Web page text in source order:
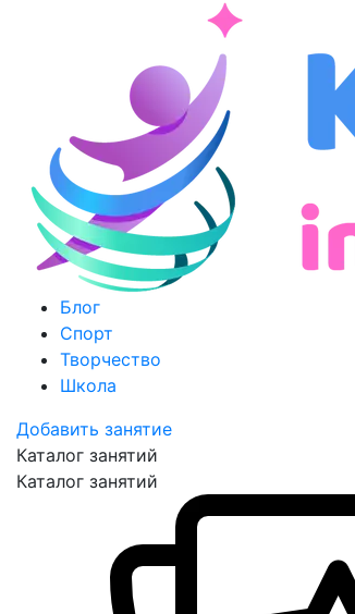
Блог
Спорт
Творчество
Школа
Добавить занятие
Каталог занятий
Каталог занятий